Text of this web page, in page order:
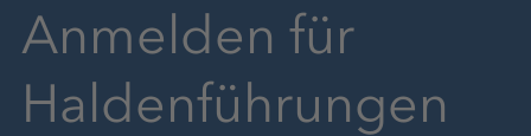
Anmelden für
Haldenführungen